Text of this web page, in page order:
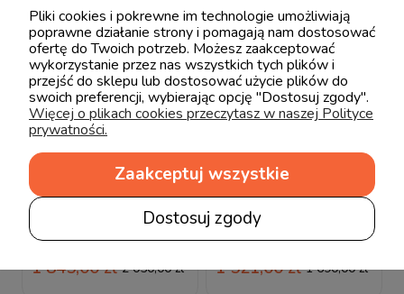
Wood Luck Komoda
wysoka różowa
1 845,00 zł 2 050,00 zł
Wood Luck Komoda
niska różowa
1 521,00 zł 1 690,00 zł
Pliki cookies i pokrewne im technologie umożliwiają
poprawne działanie strony i pomagają nam dostosować
ofertę do Twoich potrzeb. Możesz zaakceptować
wykorzystanie przez nas wszystkich tych plików i
przejść do sklepu lub dostosować użycie plików do
swoich preferencji, wybierając opcję "Dostosuj zgody".
Więcej o plikach cookies przeczytasz w naszej Polityce
prywatności.
Dostosuj zgody
Zaakceptuj wszystkie